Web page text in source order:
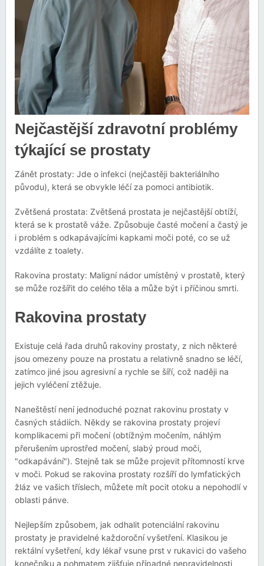
Nejčastější zdravotní problémy
týkající se prostaty
Zánět prostaty: Jde o infekci (nejčastěji bakteriálního
původu), která se obvykle léčí za pomoci antibiotik.
Zvětšená prostata: Zvětšená prostata je nejčastější obtíží,
která se k prostatě váže. Způsobuje časté močení a častý je
i problém s odkapávajícími kapkami moči poté, co se už
vzdálíte z toalety.
Rakovina prostaty: Maligní nádor umístěný v prostatě, který
se může rozšířit do celého těla a může být i příčinou smrti.
Rakovina prostaty
Existuje celá řada druhů rakoviny prostaty, z nich některé
jsou omezeny pouze na prostatu a relativně snadno se léčí,
zatímco jiné jsou agresivní a rychle se šíří, což naději na
jejich vyléčení ztěžuje.
Naneštěstí není jednoduché poznat rakovinu prostaty v
časných stádiích. Někdy se rakovina prostaty projeví
komplikacemi při močení (obtížným močením, náhlým
přerušením uprostřed močení, slabý proud moči,
"odkapávání"). Stejně tak se může projevit přítomností krve
v moči. Pokud se rakovina prostaty rozšíří do lymfatických
žláz ve vašich tříslech, můžete mít pocit otoku a nepohodlí v
oblasti pánve.
Nejlepším způsobem, jak odhalit potenciální rakovinu
prostaty je pravidelné každoroční vyšetření. Klasikou je
rektální vyšetření, kdy lékař vsune prst v rukavici do vašeho
konečníku a pohmatem zjišťuje případné nepravidelnosti